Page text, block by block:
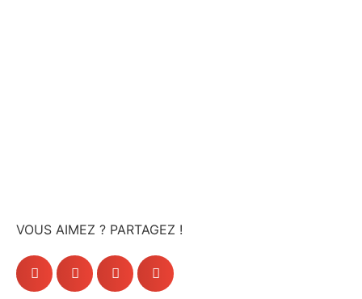
VOUS AIMEZ ? PARTAGEZ !